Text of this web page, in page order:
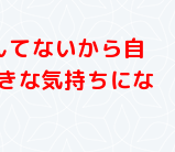
ないから自
な気持ちにな